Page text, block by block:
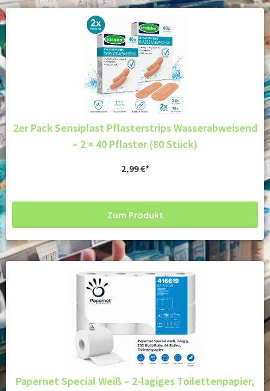
2er Pack Sensiplast Pflasterstrips Wasserabweisend
– 2 × 40 Pflaster (80 Stück)
2,99€
Zum Produkt
Papernet Special Weiß – 2-lagiges Toilettenpapier,